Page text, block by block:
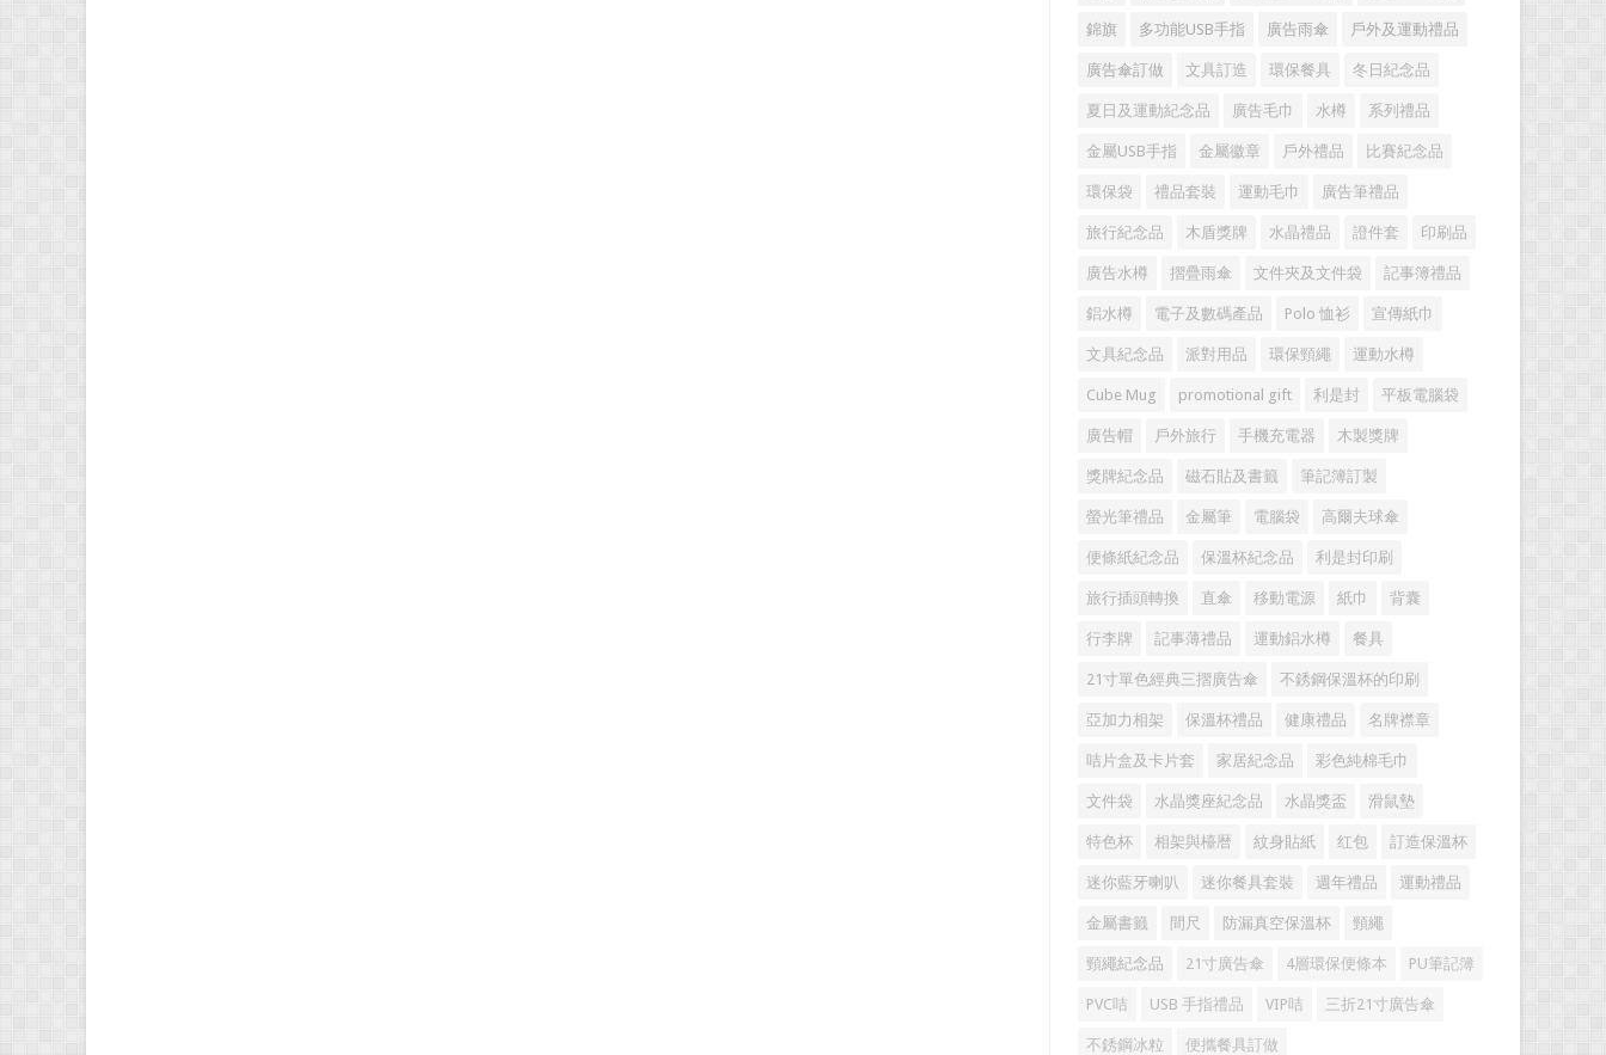
錦旗 多功能USB手指 廣告雨傘 戶外及運動禮品
廣告傘訂做 文具訂造 環保餐具 冬日紀念品
夏日及運動紀念品 廣告毛巾 水樽 系列禮品
金屬USB手指 金屬徽章 戶外禮品 比賽紀念品
環保袋 禮品套裝 運動毛巾 廣告筆禮品
旅行紀念品 木盾獎牌 水晶禮品 證件套 印刷品
廣告水樽 摺疊雨傘 文件夾及文件袋 記事簿禮品
鋁水樽 電子及數碼產品 Polo 恤衫 宣傳紙巾
文具紀念品 派對用品 環保頸繩 運動水樽
Cube Mug promotional gift 利是封 平板電腦袋
廣告帽 戶外旅行 手機充電器 木製獎牌
獎牌紀念品 磁石貼及書籤 筆記簿訂製
螢光筆禮品 金屬筆 電腦袋 高爾夫球傘
便條紙紀念品 保溫杯紀念品 利是封印刷
旅行插頭轉換 直傘 移動電源 紙巾 背囊
行李牌 記事薄禮品 運動鋁水樽 餐具
21寸單色經典三摺廣告傘 不銹鋼保溫杯的印刷
亞加力相架 保溫杯禮品 健康禮品 名牌襟章
咭片盒及卡片套 家居紀念品 彩色純棉毛巾
文件袋 水晶獎座紀念品 水晶獎盃 滑鼠墊
特色杯 相架與檯暦 紋身貼紙 红包 訂造保溫杯
迷你藍牙喇叭 迷你餐具套裝 週年禮品 運動禮品
金屬書籤 間尺 防漏真空保溫杯 頸繩
頸繩紀念品 21寸廣告傘 4層環保便條本 PU筆記簿
PVC咭 USB 手指禮品 VIP咭 三折21寸廣告傘
不銹鋼冰粒 便攜餐具訂做